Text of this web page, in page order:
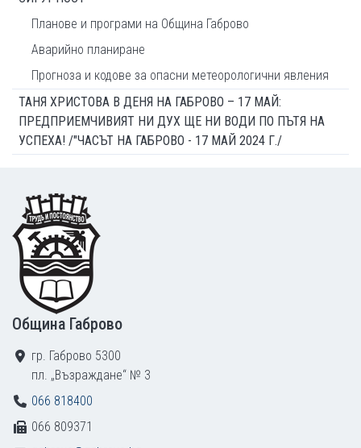
Планове и програми на Община Габрово
Аварийно планиране
Прогноза и кодове за опасни метеорологични явления
ТАНЯ ХРИСТОВА В ДЕНЯ НА ГАБРОВО – 17 МАЙ:
ПРЕДПРИЕМЧИВИЯТ НИ ДУХ ЩЕ НИ ВОДИ ПО ПЪТЯ НА
УСПЕХА! /"ЧАСЪТ НА ГАБРОВО - 17 МАЙ 2024 Г./
Footer
Община Габрово
гр. Габрово 5300
пл. „Възраждане“ № 3
066 818400
066 809371